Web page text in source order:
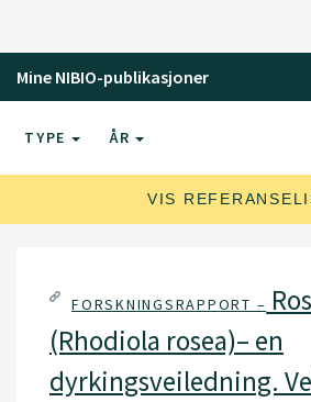
Mine NIBIO-publikasjoner
TYPE ÅR
VIS
FORSKNINGSRAPPORT –
(Rhodiola rosea)– en
dyrkingsveiledning.